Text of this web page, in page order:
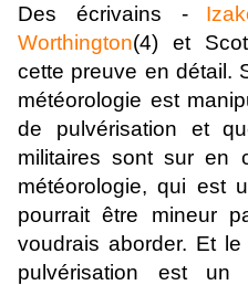
Des écrivains -
Worthington(4) et
cette preuve en détail.
météorologie est
de pulvérisation et
militaires sont sur en
météorologie, qui est
pourrait être mineur
voudrais aborder. Et
pulvérisation est